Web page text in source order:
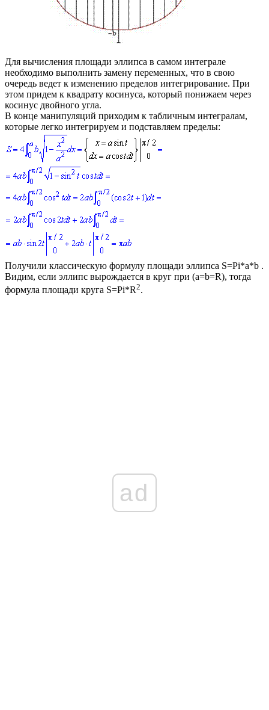
Для вычисления площади эллипса в самом интеграле
необходимо выполнить замену переменных, что в свою
очередь ведет к изменению пределов интегрирование. При
этом придем к квадрату косинуса, который понижаем через
косинус двойного угла.
В конце манипуляций приходим к табличным интегралам,
которые легко интегрируем и подставляем пределы:
Получили классическую формулу площади эллипса S=Pi*a*b .
Видим, если эллипс вырождается в круг при (a=b=R), тогда
формула площади круга S=Pi*R2.
ad